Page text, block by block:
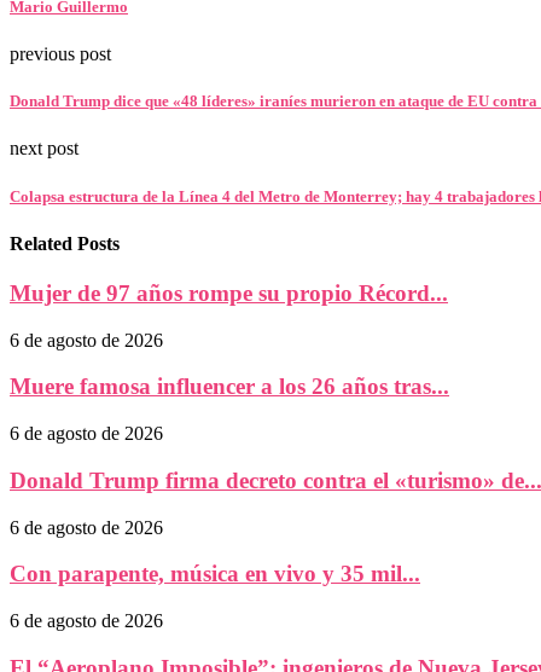
Mario Guillermo
previous post
Donald Trump dice que «48 líderes» iraníes murieron en ataque de EU
next post
Colapsa estructura de la Línea 4 del Metro de Monterrey; hay 4 trabajadores
Related Posts
Mujer de 97 años rompe su propio Récord...
6 de agosto de 2026
Muere famosa influencer a los 26 años tras...
6 de agosto de 2026
Donald Trump firma decreto contra el «turismo» de...
6 de agosto de 2026
Con parapente, música en vivo y 35 mil...
6 de agosto de 2026